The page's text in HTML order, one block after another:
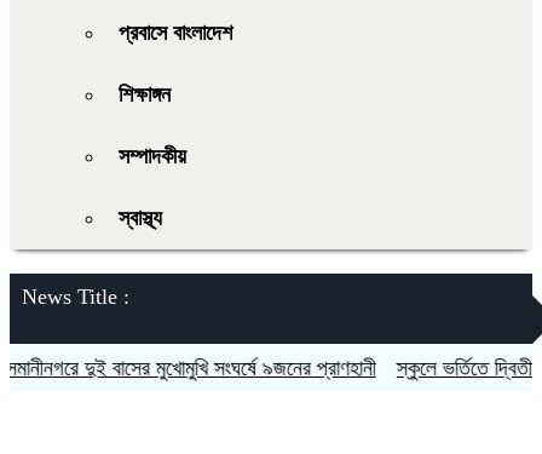
প্রবাসে বাংলাদেশ
শিক্ষাঙ্গন
সম্পাদকীয়
স্বাস্থ্য
News Title :
দুই বাসের মুখোমুখি সংঘর্ষে ৯জনের প্রাণহানী স্কুলে ভর্তিতে দ্বিতীয়-